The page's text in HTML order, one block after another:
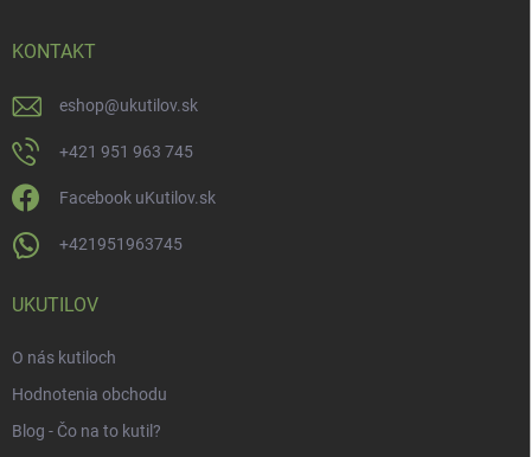
KONTAKT
eshop@ukutilov.sk
+421 951 963 745
Facebook uKutilov.sk
+421951963745
UKUTILOV
O nás kutiloch
Hodnotenia obchodu
Blog - Čo na to kutil?